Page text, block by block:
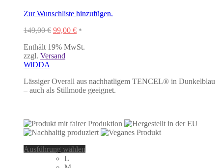
Zur Wunschliste hinzufügen.
149,00€ Ursprünglicher
war:
149,00 €
99,00 €Aktueller
ist:
*
Enthält 19% MwSt.
zzgl. Versand
WiDDA
Lässiger Overall aus nachhatligem TENCEL® in Dunkelblau
– auch als Stillmode geeignet.
Ausführung wählen
L